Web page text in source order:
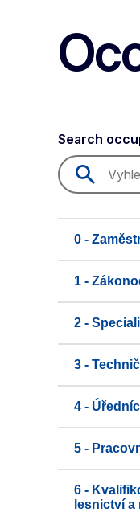
Search
0 -
1 -
2 -
3 -
4 -
5 -
6 -
lesnictví